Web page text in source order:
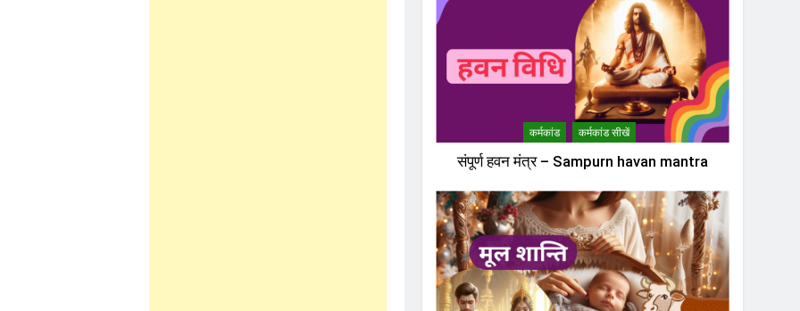
कर्मकांड कर्मकांड सीखें
संपूर्ण हवन मंत्र – Sampurn havan mantra